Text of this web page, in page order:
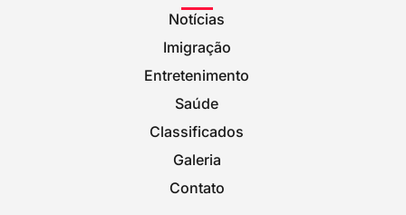
Notícias
Imigração
Entretenimento
Saúde
Classificados
Galeria
Contato